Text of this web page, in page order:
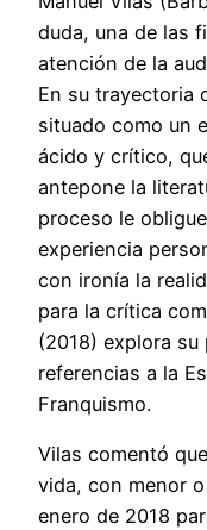
duda, una de las
atención de la
En su trayectoria
situado como un
ácido y crítico,
antepone la
proceso le
experiencia
con ironía la
para la crítica
(2018) explora
referencias a la
Franquismo.
Vilas comentó
vida, con menor
enero de 2018